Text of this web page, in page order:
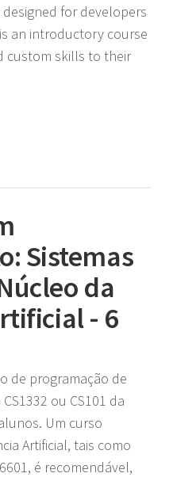
for developers
an introductory course
custom skills to their
Sistemas
da
- 6
de programação de
ou CS101 da
Um curso
Artificial, tais como
é recomendável,